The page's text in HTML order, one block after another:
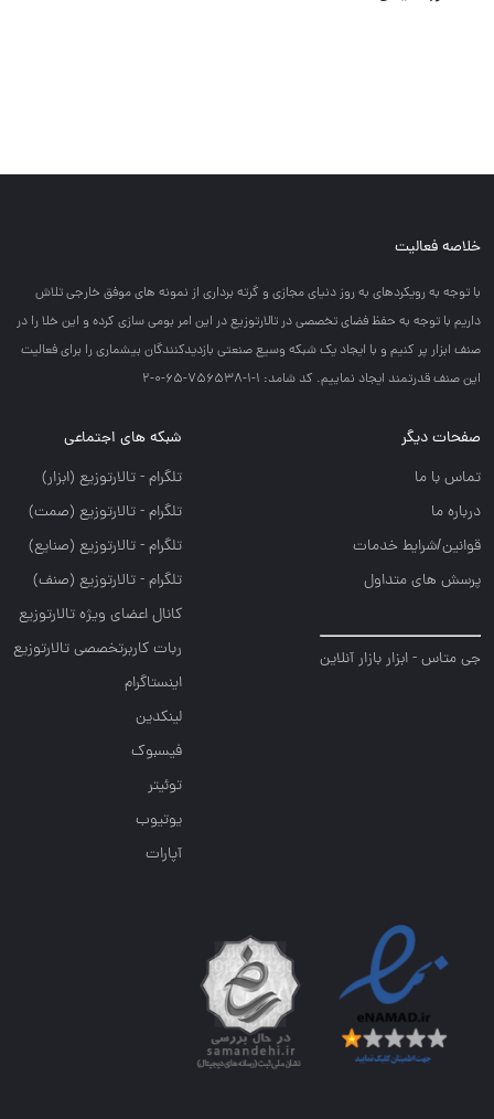
خلاصه فعالیت
با توجه به رويكردهاي به روز دنياي مجازي و گرته برداري از نمونه هاي موفق خارجي تلاش
داريم با توجه به حفظ فضاي تخصصي در تالارتوزيع در اين امر بومي سازي كرده و اين خلا را در
صنف ابزار پر كنيم و با ايجاد يك شبكه وسيع صنعتي بازديدكنندگان بيشماري را براي فعاليت
اين صنف قدرتمند ايجاد نماييم. کد شامد: 1-1-756538-65-0-2
صفحات دیگر
تماس با ما
درباره ما
قوانین/شرایط خدمات
پرسش های متداول
جی متاس - ابزار بازار آنلاین
شبکه های اجتماعی
تلگرام - تالارتوزيع (ابزار)
تلگرام - تالارتوزيع (صمت)
تلگرام - تالارتوزيع (صنايع)
تلگرام - تالارتوزیع (صنف)
کانال اعضای ویژه تالارتوزیع
ربات کاربرتخصصی تالارتوزیع
اینستاگرام
لینکدین
فیسبوک
توئیتر
یوتیوب
آپارات